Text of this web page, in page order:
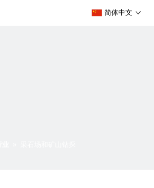
简体中文